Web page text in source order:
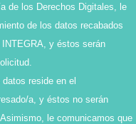
de los Derechos Digitales, le
de los datos recabados
y éstos serán
reside en el
a, y éstos no serán
le comunicamos que